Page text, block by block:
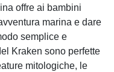
offre ai bambini
marina e dare
semplice e
Kraken sono perfette
mitologiche, le